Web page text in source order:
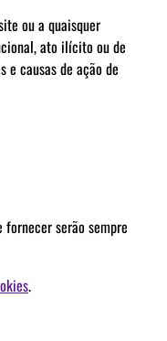
ou a quaisquer
ato ilícito ou de
causas de ação de
serão sempre
.